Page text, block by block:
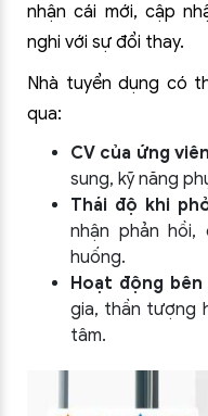
nhận cái mới, cập
nghi với sự đổi thay.
Nhà tuyển dụng có
qua:
CV của ứng
sung, kỹ năng
Thái độ khi
nhận phản
huống.
Hoạt động bên
gia, thần tượng
tâm.